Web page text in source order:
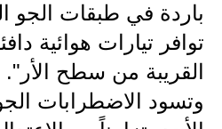
باردة في طبقات الجو
توافر تيارات هوائية
القريبة من سطح الأر".
وتسود الاضطرابات